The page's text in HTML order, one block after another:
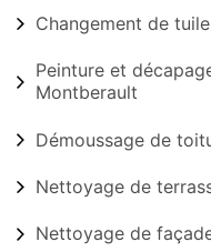
Changement de
Peinture et
Montberault
Démoussage de
Nettoyage de
Nettoyage de